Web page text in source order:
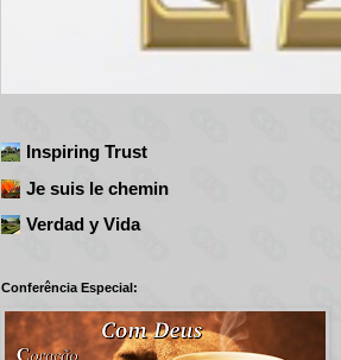
Inspiring Trust
Je suis le chemin
Verdad y Vida
Conferência Especial: